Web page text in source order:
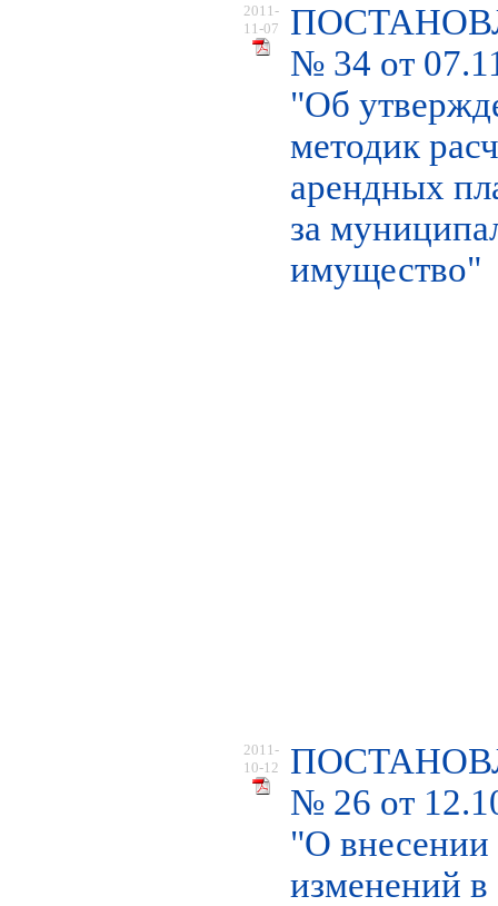
2011-
11-07
№ 34 от
"Об
методик
арендных
за
имущество"
2011-
10-12
№ 26 от
"О внесении
изменений в